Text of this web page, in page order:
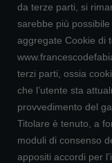
da terze parti, si
sarebbe più
aggregate Cookie di
terzi parti, ossia
che l’utente sta
provvedimento del
Titolare è tenuto, a
moduli di consenso
appositi accordi per